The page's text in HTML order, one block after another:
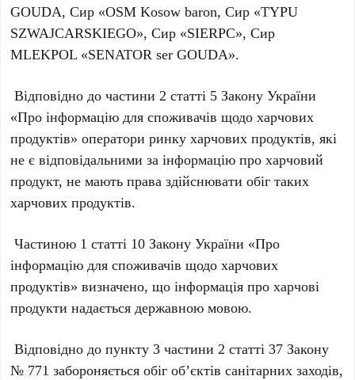
GOUDA, Сир «OSM Kosow baron, Сир «TYPU
SZWAJCARSKIEGO», Сир «SIERPC», Сир
MLEKPOL «SENATOR ser GOUDA».
Відповідно до частини 2 статті 5 Закону України
«Про інформацію для споживачів щодо харчових
продуктів» оператори ринку харчових продуктів, які
не є відповідальними за інформацію про харчовий
продукт, не мають права здійснювати обіг таких
харчових продуктів.
Частиною 1 статті 10 Закону України «Про
інформацію для споживачів щодо харчових
продуктів» визначено, що інформація про харчові
продукти надається державною мовою.
Відповідно до пункту 3 частини 2 статті 37 Закону
№ 771 забороняється обіг об’єктів санітарних заходів,